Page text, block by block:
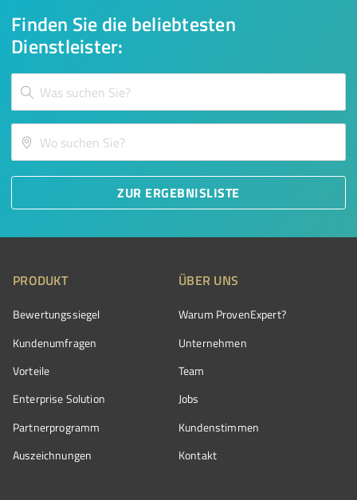
Finden Sie die beliebtesten
Dienstleister:
ZUR ERGEBNISLISTE
PRODUKT
Bewertungssiegel
Kundenumfragen
Vorteile
Enterprise Solution
Partnerprogramm
Auszeichnungen
ÜBER UNS
Warum ProvenExpert?
Unternehmen
Team
Jobs
Kundenstimmen
Kontakt